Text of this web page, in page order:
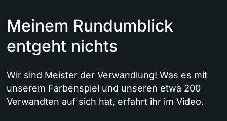
Meinem Rundumblick
entgeht nichts
Wir sind Meister der Verwandlung! Was es mit
unserem Farbenspiel und unseren etwa 200
Verwandten auf sich hat, erfahrt ihr im Video.